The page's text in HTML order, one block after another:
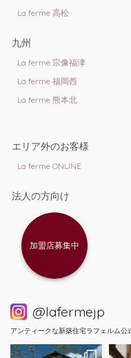
La ferme 高松
九州
La ferme 宗像福津
La ferme 福岡西
La ferme 熊本北
エリア外のお客様
La ferme ONLINE
法人の方向け
加盟店募集中
@lafermejp
アンティークな新築住宅ラフェルム公